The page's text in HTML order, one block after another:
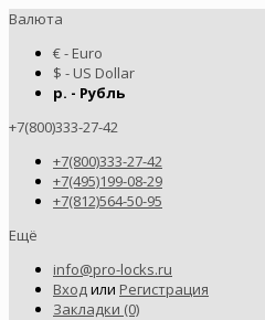
Валюта
€ - Euro
$ - US Dollar
р. - Рубль
+7(800)333-27-42
+7(800)333-27-42
+7(495)199-08-29
+7(812)564-50-95
Ещё
info@pro-locks.ru
Входили Регистрация
Закладки (0)